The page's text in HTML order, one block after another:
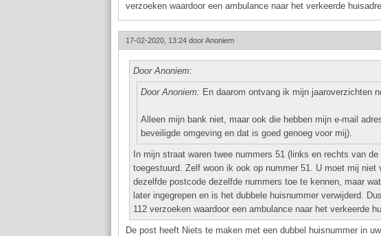
verzoeken waardoor een ambulance naar het verkeerde
17-02-2020, 13:24 doorAnoniem
Door Anoniem:
Door Anoniem: En daarom ontvang ik mijn jaaroverzichten
Alleen mijn bank niet, maar ook die hebben mijn e-mail
beveiligde omgeving en dat is goed genoeg voor mij).
In mijn straat waren twee nummers 51 (links en rechts van
toegestuurd. Zelf woon ik ook op nummer 51. U moet mij
dezelfde postcode dezelfde nummers toe te kennen, maar
later ingegrepen en is het dubbele huisnummer verwijderd.
112 verzoeken waardoor een ambulance naar het verkeerde
De post heeft Niets te maken met een dubbel huisnummer in